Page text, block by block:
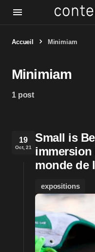
Accueil Minimiam
Minimiam
1 post
19
Oct, 21
Small is
monde de
expositions